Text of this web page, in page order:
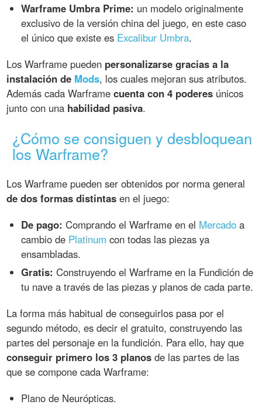
Warframe Umbra Prime: un modelo originalmente
exclusivo de la versión china del juego, en este caso
el único que existe es Excalibur Umbra.
Los Warframe pueden personalizarse gracias a la
instalación de Mods, los cuales mejoran sus atributos.
Además cada Warframecuenta con 4 poderes únicos
junto con una habilidad pasiva.
¿Cómo se consiguen y desbloquean
los Warframe?
Los Warframe pueden ser obtenidos por norma general
de dos formas distintas en el juego:
De pago: Comprando el Warframe en el Mercado a
cambio de Platinum con todas las piezas ya
ensambladas.
Gratis: Construyendo el Warframe en la Fundición de
tu nave a través de las piezas y planos de cada parte.
La forma más habitual de conseguirlos pasa por el
segundo método, es decir el gratuito, construyendo las
partes del personaje en la fundición. Para ello, hay que
conseguir primero los 3 planos de las partes de las
que se compone cada Warframe:
Plano de Neurópticas.